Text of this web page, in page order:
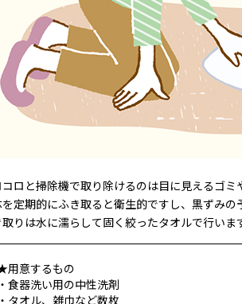
ロと掃除機で取り除けるのは目に見えるゴミ
定期的にふき取ると衛生的ですし、黒ずみの
りは水に濡らして固く絞ったタオルで行いま
用意するもの
食器洗い用の中性洗剤
タオル、雑巾など数枚